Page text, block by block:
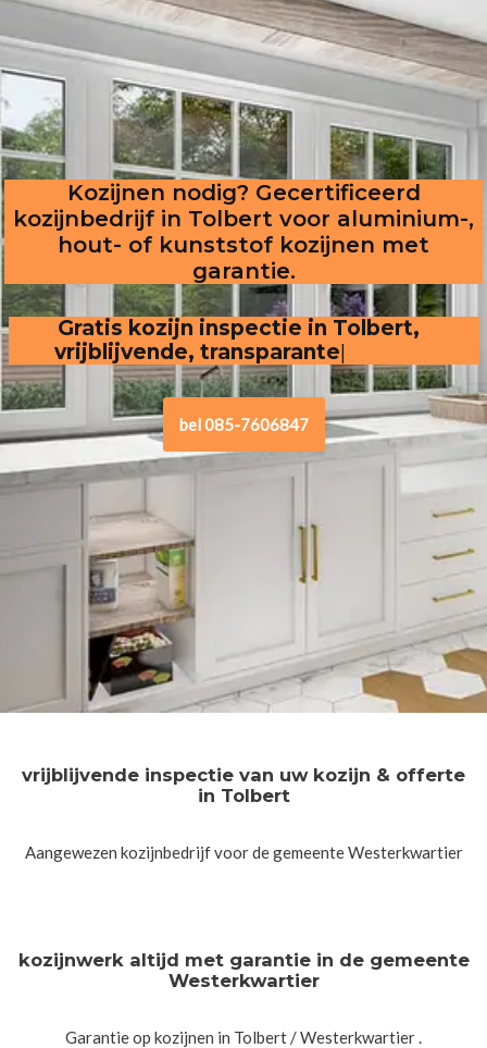
Kozijnen nodig? Gecertificeerd
kozijnbedrijf in Tolbert voor aluminium-,
hout- of kunststof kozijnen met
garantie.
Gratis kozijn inspectie in Tolbert,
vrijblijvende, transparante offerte
bel 085-7606847
vrijblijvende inspectie van uw kozijn & offerte
in Tolbert
Aangewezen kozijnbedrijf voor de gemeente Westerkwartier
kozijnwerk altijd met garantie in de gemeente
Westerkwartier
Garantie op kozijnen in Tolbert / Westerkwartier .